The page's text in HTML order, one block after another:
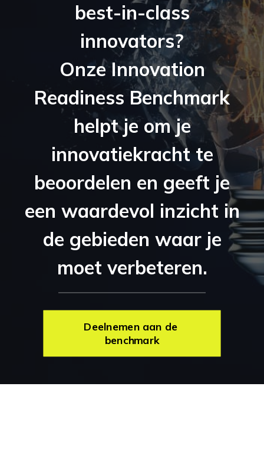
best-in-class
innovators?
Onze Innovation
Readiness Benchmark
helpt je om je
innovatiekracht te
beoordelen en geeft je
een waardevol inzicht in
de gebieden waar je
moet verbeteren.
Deelnemen aan de
benchmark